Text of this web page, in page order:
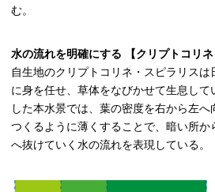
む。
水の流れを明確にする 【クリプトコリネ
自生地のクリプトコリネ・スピラリス
に身を任せ、草体をなびかせて生息し
した本水景では、葉の密度を右から左
つくるように薄くすることで、暗い所
へ抜けていく水の流れを表現している。